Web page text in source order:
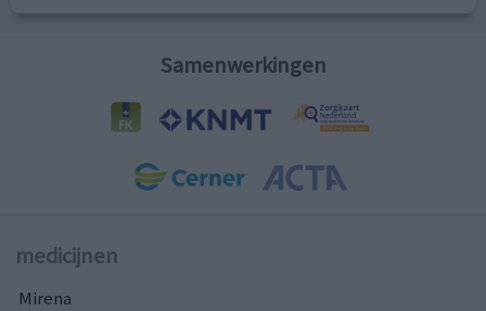
Samenwerkingen
medicijnen
Mirena